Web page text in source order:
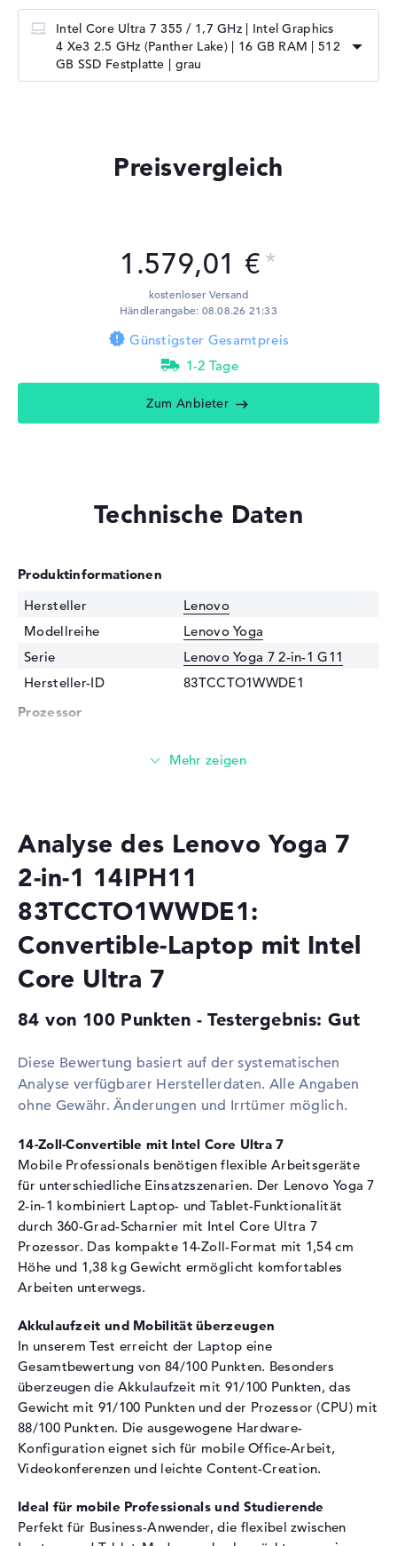
Intel Core Ultra 7 355 / 1,7 GHz | Intel Graphics
4 Xe3 2.5 GHz (Panther Lake) | 16 GB RAM | 512
GB SSD Festplatte | grau
Preisvergleich
1.579,01 €
kostenloser Versand
Händlerangabe: 08.08.26 21:33
Günstigster Gesamtpreis
1-2 Tage
Zum Anbieter
Technische Daten
Produktinformationen
Hersteller
Lenovo
Modellreihe
Lenovo Yoga
Serie
Lenovo Yoga 7 2-in-1 G11
Hersteller-ID
83TCCTO1WWDE1
Prozessor
GHz
Cache
12 MB (L3-Cache)
Grafikkarte
(Panther Lake)
RAM
1. Steckplatz
Technologie
LPDDR5X - 7467 MHZ
Festplatte
512 GB SSD
Schnittstelle
PCIe
Optische Speicher
Laufwerks-Typ
ohne Laufwerk
Display
Display-Typ
14" TFT
Max. Auflösung
1920 x 1200
Auflösungstyp
Besonderheiten
Multi-Touchscreen, glänzend,
OLED-Display, Dolby Vision,
True Black, sRGB, DCI-P3,
Low Blue Light
Unterstützte Flash-
Speicherkarten
microSD
Soundkarte
Realtek ALC3347
Analyse des Lenovo Yoga 7
2-in-1 14IPH11
83TCCTO1WWDE1:
Convertible-Laptop mit Intel
Core Ultra 7
84 von 100 Punkten - Testergebnis: Gut
Diese Bewertung basiert auf der systematischen
Analyse verfügbarer Herstellerdaten. Alle Angaben
ohne Gewähr. Änderungen und Irrtümer möglich.
14-Zoll-Convertible mit Intel Core Ultra 7
Mobile Professionals benötigen flexible Arbeitsgeräte
für unterschiedliche Einsatzszenarien. Der Lenovo Yoga 7
2-in-1 kombiniert Laptop- und Tablet-Funktionalität
durch 360-Grad-Scharnier mit Intel Core Ultra 7
Prozessor. Das kompakte 14-Zoll-Format mit 1,54 cm
Höhe und 1,38 kg Gewicht ermöglicht komfortables
Arbeiten unterwegs.
Akkulaufzeit und Mobilität überzeugen
In unserem Test erreicht der Laptop eine
Gesamtbewertung von 84/100 Punkten. Besonders
überzeugen die Akkulaufzeit mit 91/100 Punkten, das
Gewicht mit 91/100 Punkten und der Prozessor (CPU) mit
88/100 Punkten. Die ausgewogene Hardware-
Konfiguration eignet sich für mobile Office-Arbeit,
Videokonferenzen und leichte Content-Creation.
Ideal für mobile Professionals und Studierende
Perfekt für Business-Anwender, die flexibel zwischen